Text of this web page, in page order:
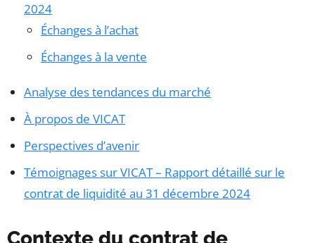
2024
Échanges à l’achat
Échanges à la vente
Analyse des tendances du marché
À propos de VICAT
Perspectives d’avenir
Témoignages sur VICAT – Rapport détaillé sur le
contrat de liquidité au 31 décembre 2024